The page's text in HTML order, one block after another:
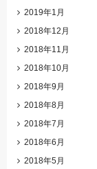
2019年1月
2018年12月
2018年11月
2018年10月
2018年9月
2018年8月
2018年7月
2018年6月
2018年5月